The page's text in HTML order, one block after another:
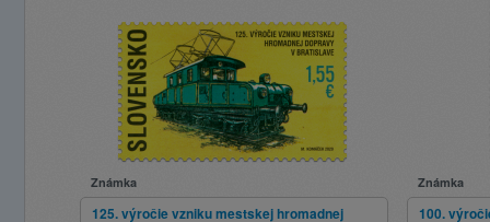
Známka
125. výročie vzniku mestskej hromadnej
Známka
100.